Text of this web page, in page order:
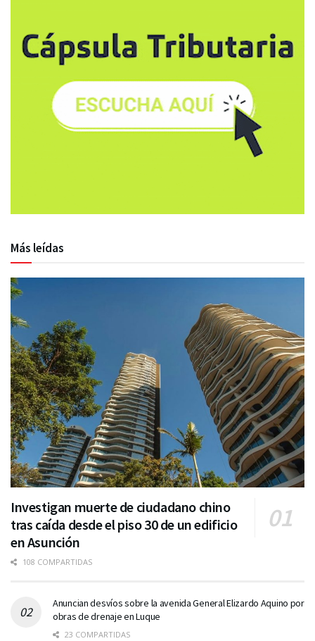
Más leídas
Investigan muerte de ciudadano chino
tras caída desde el piso 30 de un edificio
en Asunción
108 COMPARTIDAS
Anuncian desvíos sobre la avenida General Elizardo Aquino por
obras de drenaje en Luque
23 COMPARTIDAS